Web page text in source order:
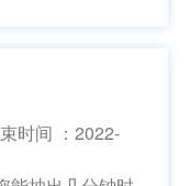
间 ：2022-